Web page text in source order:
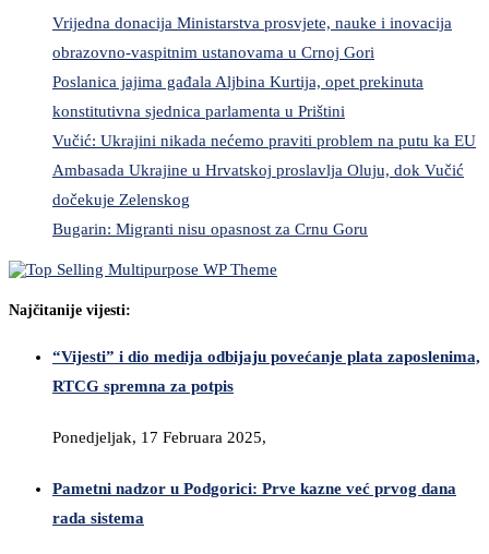
Vrijedna donacija Ministarstva prosvjete, nauke i inovacija
obrazovno-vaspitnim ustanovama u Crnoj Gori
Poslanica jajima gađala Aljbina Kurtija, opet prekinuta
konstitutivna sjednica parlamenta u Prištini
Vučić: Ukrajini nikada nećemo praviti problem na putu ka EU
Ambasada Ukrajine u Hrvatskoj proslavlja Oluju, dok Vučić
dočekuje Zelenskog
Bugarin: Migranti nisu opasnost za Crnu Goru
Najčitanije vijesti:
“Vijesti” i dio medija odbijaju povećanje plata zaposlenima,
RTCG spremna za potpis
Ponedjeljak, 17 Februara 2025,
Pametni nadzor u Podgorici: Prve kazne već prvog dana
rada sistema